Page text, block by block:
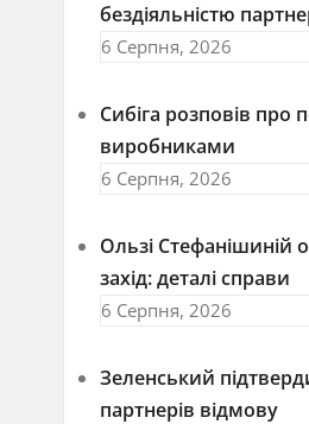
бездіяльністю
6 Серпня, 2026
Сибіга розповів про
виробниками
6 Серпня, 2026
Ользі Стефанішиній
захід: деталі справи
6 Серпня, 2026
Зеленський
партнерів відмову